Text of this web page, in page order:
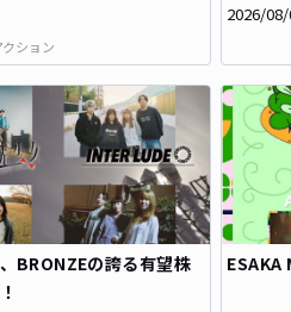
ション
2026/
BRONZEの誇る有望株
ESAKA